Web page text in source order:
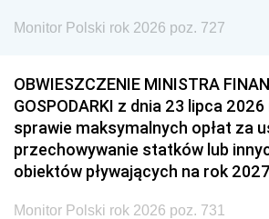
Monitor Polski rok 2026 poz. 727
OBWIESZCZENIE MINISTRA
GOSPODARKI z dnia 23 lipca 2026
sprawie maksymalnych opłat za
przechowywanie statków lub
obiektów pływających na rok 2027
Monitor Polski rok 2026 poz. 731